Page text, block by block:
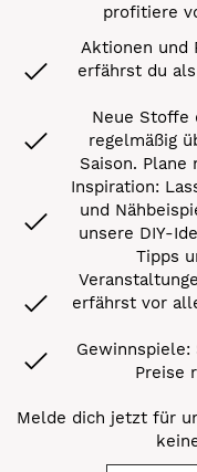
profitiere
Aktionen und
erfährst du
Neue Stoffe
regelmäßig
Saison.
Inspiration:
und
unsere DIY-
Tipps
erfährst vor
Preise
Melde dich jetzt für